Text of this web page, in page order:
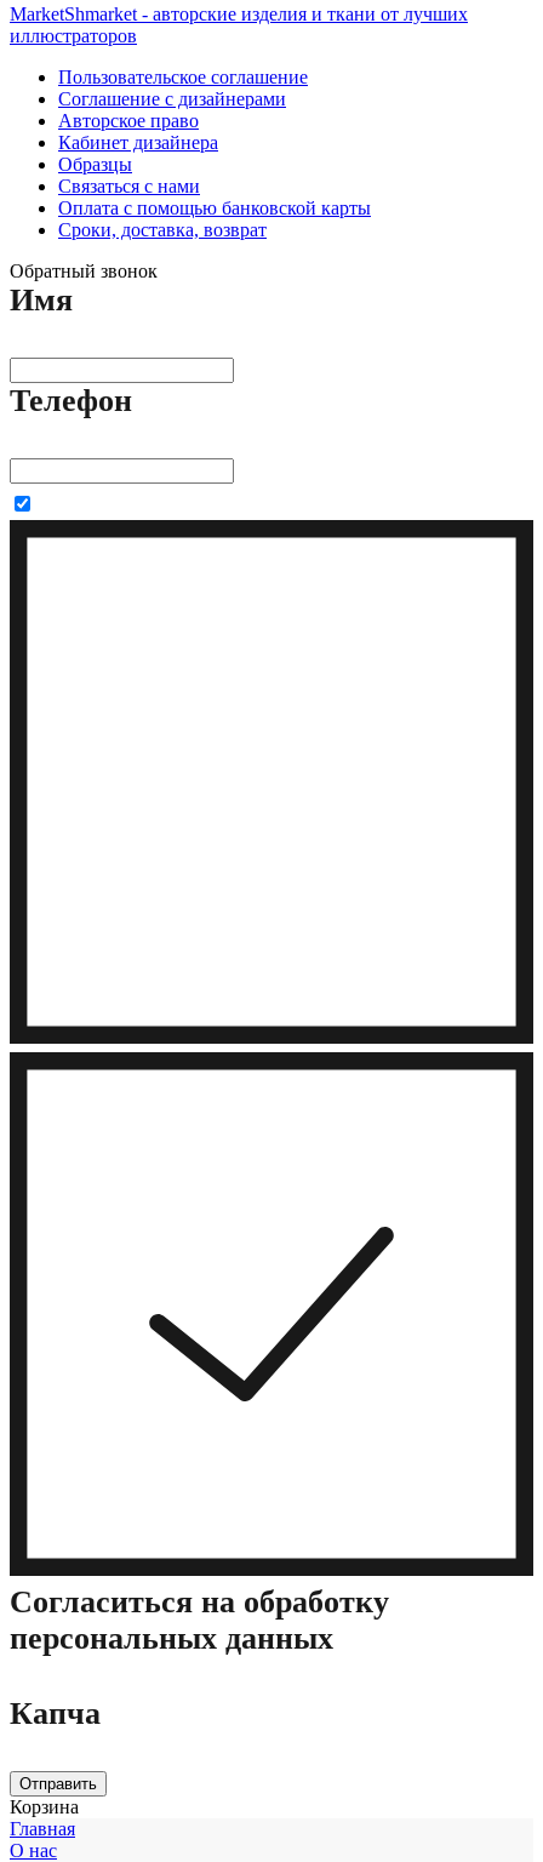
MarketShmarket - авторские изделия и ткани от лучших
иллюстраторов
Пользовательское соглашение
Соглашение с дизайнерами
Авторское право
Кабинет дизайнера
Образцы
Связаться с нами
Оплата с помощью банковской карты
Сроки, доставка, возврат
Обратный звонок
Имя
Телефон
Cогласиться на обработку
персональных данных
Капча
Отправить
Корзина
Главная
О нас